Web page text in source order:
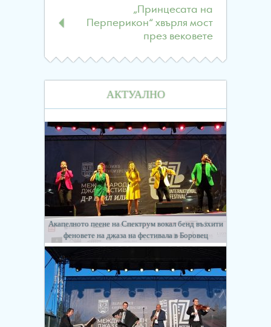
„Принцесата на
Перперикон“ хвърля мост
през вековете
АКТУАЛНО
Акапелното пеене на Спектрум вокал бенд възхити
феновете на джаза на фестивала в Боровец